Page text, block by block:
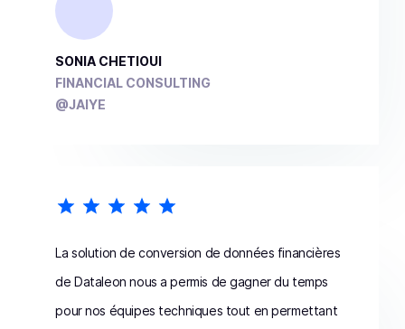
SONIA CHETIOUI
FINANCIAL CONSULTING
@JAIYE
La solution de conversion de données financières
de Dataleon nous a permis de gagner du temps
pour nos équipes techniques tout en permettant